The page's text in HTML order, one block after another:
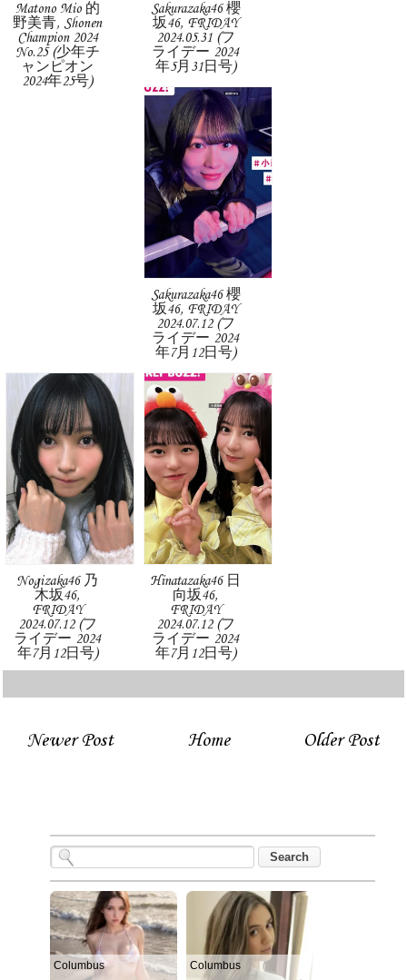
Matono Mio 的
野美青, Shonen
Champion 2024
No.25 (少年チ
ャンピオン
2024年25号)
Sakurazaka46 櫻
坂46, FRIDAY
2024.05.31 (フ
ライデー 2024
年5月31日号)
Sakurazaka46 櫻
坂46, FRIDAY
2024.07.12 (フ
ライデー 2024
年7月12日号)
Nogizaka46 乃
木坂46,
FRIDAY
2024.07.12 (フ
ライデー 2024
年7月12日号)
Hinatazaka46 日
向坂46,
FRIDAY
2024.07.12 (フ
ライデー 2024
年7月12日号)
Newer Post Older Post
Home
Columbus Columbus